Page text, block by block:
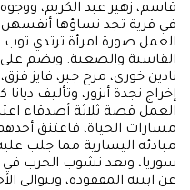
قاسم، زهير عبد الكريم،
في قرية تجد نساؤها
العمل صورة امرأة ترتدي ثوب
القاسية والصعبة. ويضم على
نادين خوري، مرح جبر، فايز
إخراج نجدة أنزور، وتأليف ديانا
العمل قصة ثلاثة أصدقاء
مسارات الحياة، فاعتنق
مبادئه اليسارية مما جلب
سوريا، وبعد نشوب الحرب في
عن ابنته المفقودة، وتتوالى